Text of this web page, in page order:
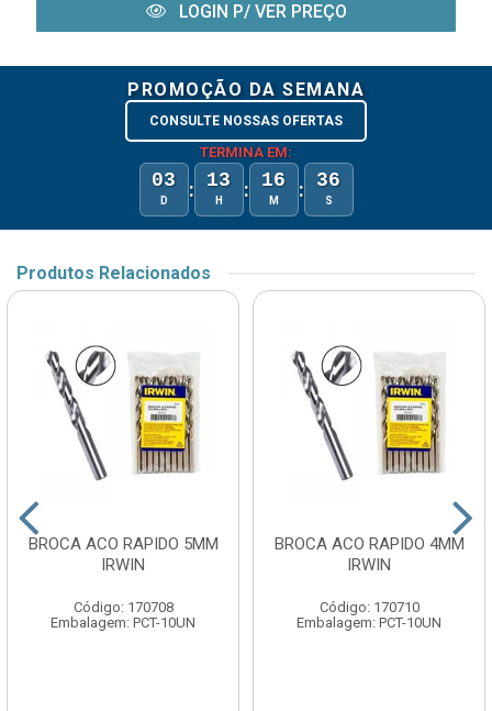
LOGIN P/ VER PREÇO
PROMOÇÃO DA SEMANA
CONSULTE NOSSAS OFERTAS
TERMINA EM:
03
D : 13
H : 16
M : 36
S
Produtos Relacionados
BROCA ACO RAPIDO 5MM
IRWIN
Código: 170708
Embalagem: PCT-10UN
BROCA ACO RAPIDO 4MM
IRWIN
Código: 170710
Embalagem: PCT-10UN